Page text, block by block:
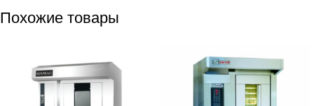
Похожие товары